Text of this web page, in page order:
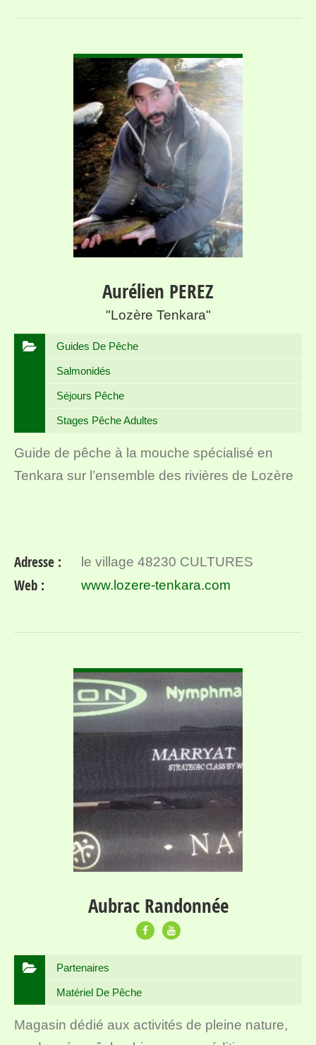
Aurélien PEREZ
"Lozère Tenkara"
Guides De Pêche
Salmonidés
Séjours Pêche
Stages Pêche Adultes
Guide de pêche à la mouche spécialisé en
Tenkara sur l’ensemble des rivières de Lozère
Adresse : le village 48230 CULTURES
Web : www.lozere-tenkara.com
Aubrac Randonnée
Partenaires
Matériel De Pêche
Magasin dédié aux activités de pleine nature,